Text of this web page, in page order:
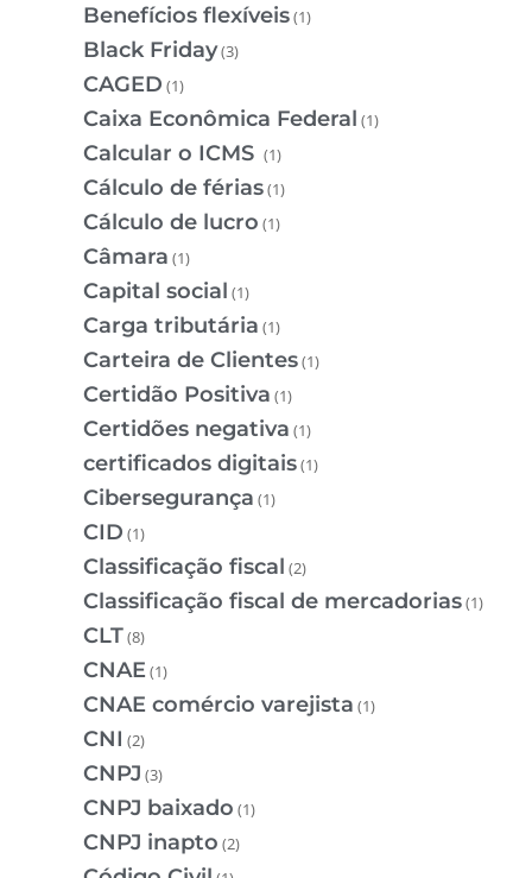
Benefícios flexíveis(1)
Black Friday(3)
CAGED (1)
Caixa Econômica Federal (1)
Calcular o ICMS (1)
Cálculo de férias(1)
Cálculo de lucro (1)
Câmara (1)
Capital social (1)
Carga tributária (1)
Carteira de Clientes(1)
Certidão Positiva (1)
Certidões negativa (1)
certificados digitais(1)
Cibersegurança (1)
CID (1)
Classificação fiscal (2)
Classificação fiscal de mercadorias(1)
CLT(8)
CNAE(1)
CNAE comércio varejista (1)
CNI (2)
CNPJ (3)
CNPJ baixado (1)
CNPJ inapto (2)